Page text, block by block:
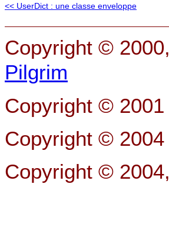
<< UserDict : une classe enveloppe
Copyright ©
Pilgrim
Copyright © 2001
Copyright © 2004
Copyright ©